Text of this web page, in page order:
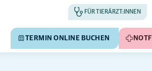
FÜR TIERÄRZT:INNEN
TERMIN ONLINE BUCHEN